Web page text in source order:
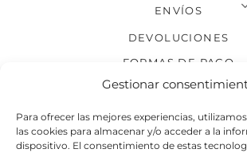
Gestionar
Para ofrecer las mejores experiencias,
las cookies para almacenar y/o acceder a la
dispositivo. El consentimiento de estas
ENVÍOS
DEVOLUCIONES
FORMAS DE PAGO
SÍGUENOS